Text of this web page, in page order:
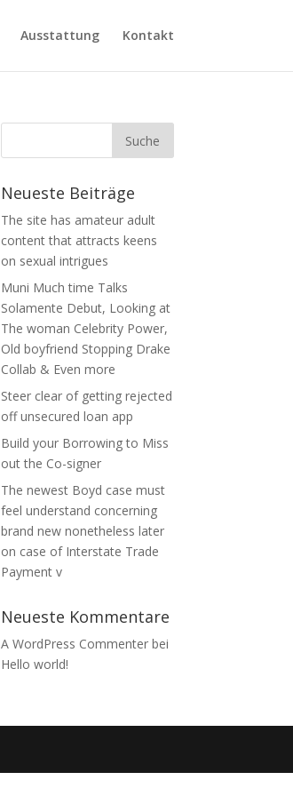
Ausstattung Kontakt
Neueste Beiträge
The site has amateur adult
content that attracts keens
on sexual intrigues
Muni Much time Talks
Solamente Debut, Looking at
The woman Celebrity Power,
Old boyfriend Stopping Drake
Collab & Even more
Steer clear of getting rejected
off unsecured loan app
Build your Borrowing to Miss
out the Co-signer
The newest Boyd case must
feel understand concerning
brand new nonetheless later
on case of Interstate Trade
Payment v
Neueste Kommentare
A WordPress Commenter bei
Hello world!